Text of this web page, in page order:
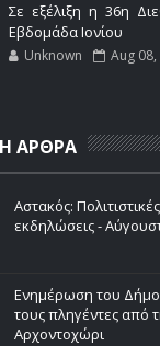
Σε εξέλιξη η 36η
Εβδομάδα Ιονίου
Unknown Aug
ΑΡΘΡΑ
Αστακός:
εκδηλώσεις -
Ενημέρωση του
τους πληγέντες από
Αρχοντοχώρι